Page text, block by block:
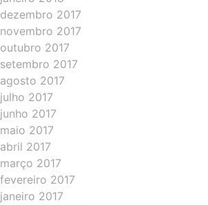
dezembro 2017
novembro 2017
outubro 2017
setembro 2017
agosto 2017
julho 2017
junho 2017
maio 2017
abril 2017
março 2017
fevereiro 2017
janeiro 2017